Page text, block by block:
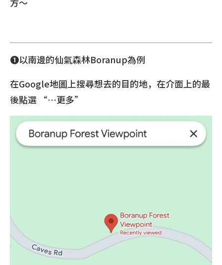
❶以南邊的仙氣森林Boranup為例
在Google地圖上搜尋想去的目的地，在介面上的最
後點選 “…更多”